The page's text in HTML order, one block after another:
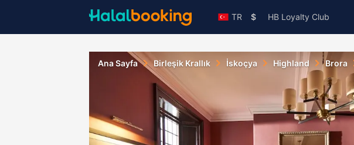
TR $ HB Loyalty Club
Ana Sayfa Birleşik Krallık İskoçya Highland Brora